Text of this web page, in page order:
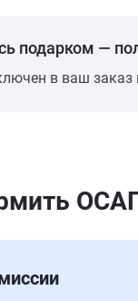
подарком —
в ваш заказ